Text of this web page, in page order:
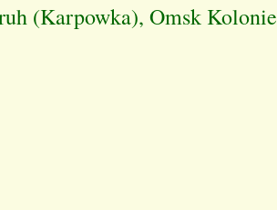
(Karpowka), Omsk Kolonie